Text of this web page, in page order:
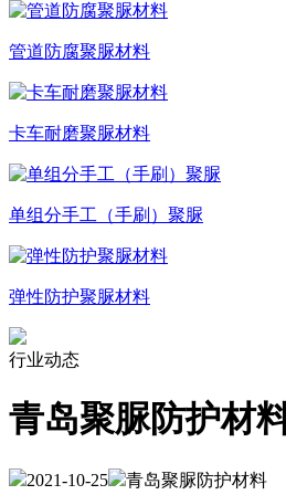
管道防腐聚脲材料
卡车耐磨聚脲材料
单组分手工（手刷）聚脲
弹性防护聚脲材料
行业动态
青岛聚脲防护材
2021-10-25 青岛聚脲防护材料